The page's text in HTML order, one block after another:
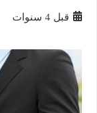
قبل 4 سنوات